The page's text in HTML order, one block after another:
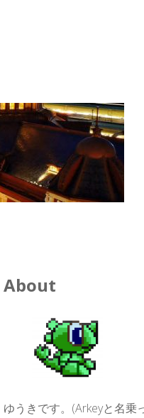
About
ゆうきです。(Arkeyと名乗